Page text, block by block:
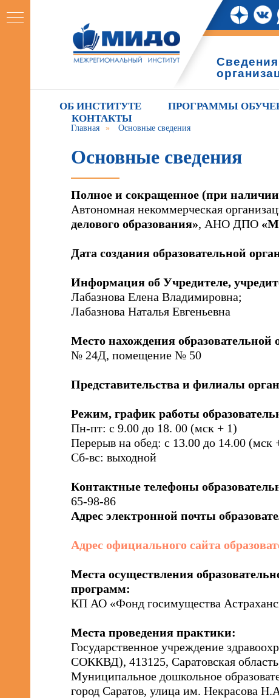
ОБ ИНСТИТУТЕ ПРОГРАММЫ
КОНТАКТЫ
Главная » Основные сведения
Основные сведения
Полное и сокращенное (при
Автономная некоммерческая
делового образования», АНО ДПО
Дата создания образовательной
Информация об Учредителе,
Лабазнова Елена Владимировна;
Лабазнова Наталья Евгеньевна
Место нахождения образовательной
№ 24Д, помещение № 50
Представительства и филиалы
Режим, график работы
Пн-пт: с 9.00 до 18. 00 (мск + 1)
Перерыв на обед: с 13.00 до 14.00 (мск
Сб-вс: выходной
Контактные телефоны
65-98-86
Адрес электронной почты
Адрес официального сайта
Места осуществления
программ:
КП АО «Фонд госимущества
Места проведения практики:
Государственное учреждение
СОККВД), 413125, Саратовская
Муниципальное дошкольное
город Саратов, улица им. Некрасова